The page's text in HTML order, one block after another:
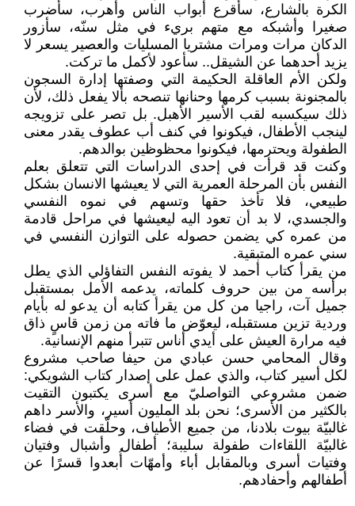
الكرة بالشارع، سأقرع أبواب الناس وأهرب، سأضرب
صغيرا وأشبكه مع متهم بريء في مثل سنّه، سأزور
الدكان مرات ومرات مشتريا المسليات والعصير يسعر لا
يزيد أحدهما عن الشيقل.. سأعود لأكمل ما تركت.
ولكن الأم العاقلة الحكيمة التي وصفتها إدارة السجون
بالمجنونة بسبب كرمها وحنانها تنصحه بألا يفعل ذلك، لأن
ذلك سيكسبه لقب الأسير الأهبل. بل تصر على تزويجه
لينجب الأطفال، فيكونوا في كنف أب عطوف يقدر معنى
الطفولة ويحترمها، فيكونوا محظوظين بوالدهم.
وكنت قد قرأت في إحدى الدراسات التي تتعلق بعلم
النفس بأن المرحلة العمرية التي لا يعيشها الانسان بشكل
طبيعي، فلا تأخذ حقها وتسهم في نموه النفسي
والجسدي، لا بد أن تعود اليه ليعيشها في مراحل قادمة
من عمره كي يضمن حصوله على التوازن النفسي في
سني عمره المتبقية.
من يقرأ كتاب أحمد لا يفوته النفس التفاؤلي الذي يطل
برأسه من بين حروف كلماته، يدعمه الأمل بمستقبل
جميل آت، راجيا من كل من يقرأ كتابه أن يدعو له بأيام
وردية تزين مستقبله، ليعوّض ما فاته من زمن قاسٍ ذاق
فيه مرارة العيش على أيدي أناس تتبرأ منهم الإنسانية.
وقال المحامي حسن عبادي من حيفا صاحب مشروع
لكل أسير كتاب، والذي عمل على إصدار كتاب الشويكي:
ضمن مشروعي التواصليّ مع أسرى يكتبون التقيت
بالكثير من الأسرى؛ نحن بلد المليون أسير، والأسر داهم
غالبيّة بيوت بلادنا، من جميع الأطياف، وحلّقت في فضاء
غالبيّة اللقاءات طفولة سليبة؛ أطفال وأشبال وفتيان
وفتيات أسرى وبالمقابل أباء وأمهّات أُبعدوا قسرًا عن
أطفالهم وأحفادهم.